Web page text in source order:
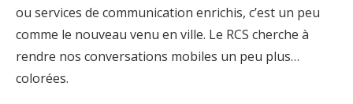
ou services de communication enrichis, c’est un peu
comme le nouveau venu en ville. Le RCS cherche à
rendre nos conversations mobiles un peu plus…
colorées.